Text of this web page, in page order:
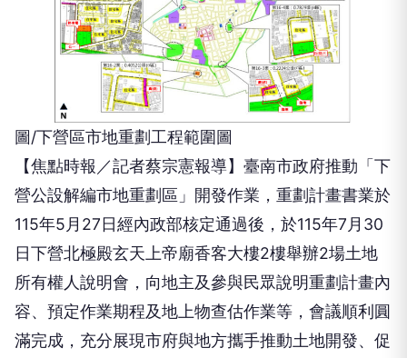
圖/下營區市地重劃工程範圍圖
【焦點時報／記者蔡宗憲報導】臺南市政府推動「下
營公設解編市地重劃區」開發作業，重劃計畫書業於
115年5月27日經內政部核定通過後，於115年7月30
日下營北極殿玄天上帝廟香客大樓2樓舉辦2場土地
所有權人說明會，向地主及參與民眾說明重劃計畫內
容、預定作業期程及地上物查估作業等，會議順利圓
滿完成，充分展現市府與地方攜手推動土地開發、促